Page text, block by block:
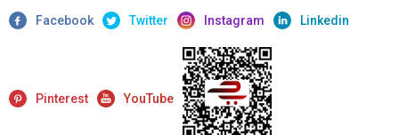
Facebook Twitter Instagram Linkedin
Pinterest YouTube